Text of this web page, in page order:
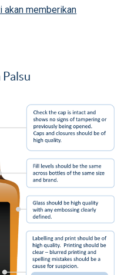
akan memberikan